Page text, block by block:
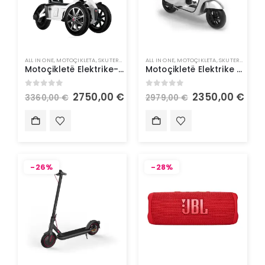
ALL IN ONE, MOTOÇIKLETA,SKUTERA ELEKTRIK
Motoçikletë Elektrike- Doohan iTank 1500W 45Km/h
out of 5
3360,00€ 2750,00 €
ALL IN ONE, MOTOÇIKLETA,SKUTERA ELEKTRIK
Motoçikletë Elektrike – Doohan Gelato 1500W 45Km/h
out of 5
2979,00€ 2350,00 €
-26% -28%